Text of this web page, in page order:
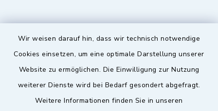
Wir weisen darauf hin, dass wir technisch notwendige
Cookies einsetzen, um eine optimale Darstellung unserer
Website zu ermöglichen. Die Einwilligung zur Nutzung
weiterer Dienste wird bei Bedarf gesondert abgefragt.
Weitere Informationen finden Sie in unseren
Sicherer Kontakt
Datenschutz